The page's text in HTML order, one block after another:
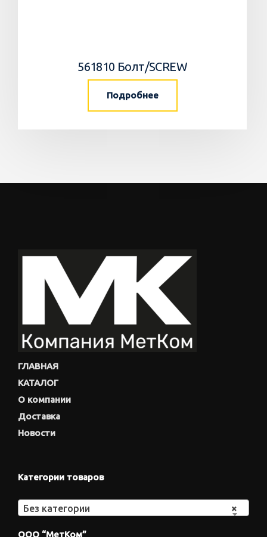
561810 Болт/SCREW
Подробнее
ГЛАВНАЯ
КАТАЛОГ
О компании
Доставка
Новости
Категории товаров
×
Без категории
ООО “МетКом”